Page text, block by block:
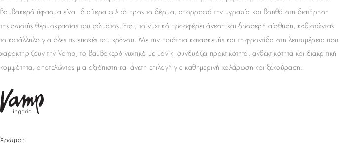
βαμβακερό ύφασμα είναι ιδιαίτερα φιλικό προς το δέρμα, απορροφά την υγρασία και βοηθά στη διατήρηση
της σωστής θερμοκρασίας του σώματος. Έτσι, το νυχτικό προσφέρει άνεση και δροσερή αίσθηση, καθιστώντας
το κατάλληλο για όλες τις εποχές του χρόνου. Με την ποιότητα κατασκευής και τη φροντίδα στη λεπτομέρεια που
χαρακτηρίζουν την Vamp, το βαμβακερό νυχτικό με μανίκι συνδυάζει πρακτικότητα, ανθεκτικότητα και διακριτική
κομψότητα, αποτελώντας μια αξιόπιστη και άνετη επιλογή για καθημερινή χαλάρωση και ξεκούραση.
Χρώμα :